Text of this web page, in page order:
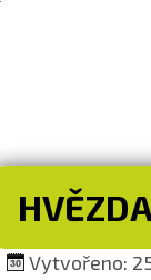
Vytvořeno: